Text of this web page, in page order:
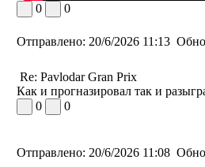
0 0
Отправлено: 20/6/2026 11:13
Re: Pavlodar Gran Prix
Как и прогназировал так и
0
0
Отправлено: 20/6/2026 11:08